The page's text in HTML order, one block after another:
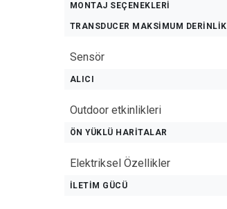
MONTAJ SEÇENEKLERİ
TRANSDUCER MAKSİMUM DERİNLİK
Sensör
ALICI
Outdoor etkinlikleri
ÖN YÜKLÜ HARİTALAR
Elektriksel Özellikler
İLETİM GÜCÜ